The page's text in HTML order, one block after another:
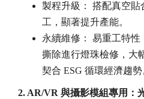
製程升級： 搭配真空
工，顯著提升產能。
永續維修： 易重工特性
撕除進行燈珠檢修，大
契合 ESG 循環經濟趨勢
2. AR/VR 與攝影模組專用：